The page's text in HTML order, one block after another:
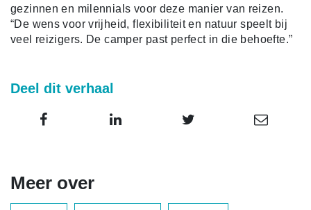
gezinnen en milennials voor deze manier van reizen.
“De wens voor vrijheid, flexibiliteit en natuur speelt bij
veel reizigers. De camper past perfect in die behoefte.”
Deel dit verhaal
Meer over